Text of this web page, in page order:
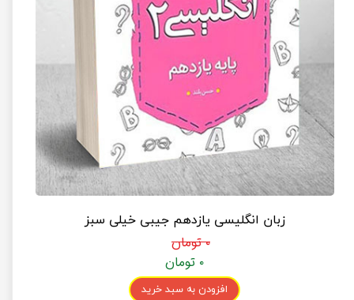
زبان انگلیسی یازدهم جیبی خیلی سبز
۰ تومان
۰ تومان
افزودن به سبد خرید